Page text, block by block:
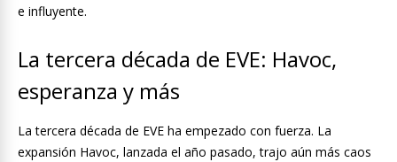
e influyente.
La tercera década de EVE: Havoc,
esperanza y más
La tercera década de EVE ha empezado con fuerza. La
expansión Havoc, lanzada el año pasado, trajo aún más caos